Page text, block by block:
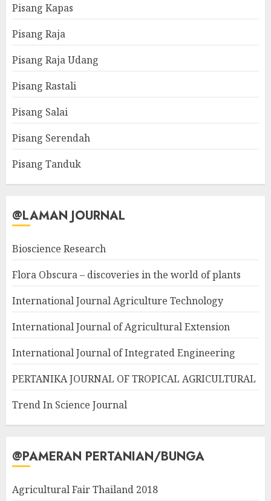
Pisang Kapas
Pisang Raja
Pisang Raja Udang
Pisang Rastali
Pisang Salai
Pisang Serendah
Pisang Tanduk
@LAMAN JOURNAL
Bioscience Research
Flora Obscura – discoveries in the world of plants
International Journal Agriculture Technology
International Journal of Agricultural Extension
International Journal of Integrated Engineering
PERTANIKA JOURNAL OF TROPICAL AGRICULTURAL
Trend In Science Journal
@PAMERAN PERTANIAN/BUNGA
Agricultural Fair Thailand 2018